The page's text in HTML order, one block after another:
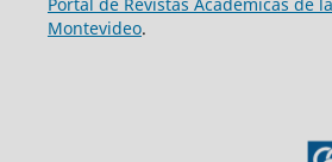
Montevideo.